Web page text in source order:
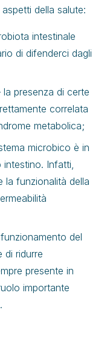
della salute:
intestinale
di difenderci dagli
la presenza di certe
correlata
metabolica;
microbico è in
Infatti,
la funzionalità della
del
di ridurre
presente in
importante
.